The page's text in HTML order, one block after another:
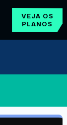
VEJA OS
PLANOS